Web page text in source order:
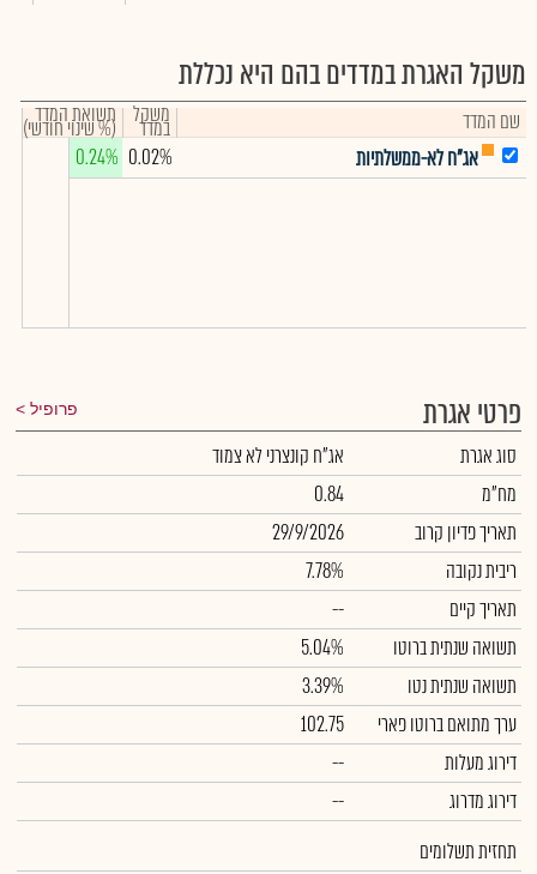
משקל האגרת במדדים בהם היא נכללת
שם המדד משקל
במדד תשואת המדד
(% שינוי חודשי)
אג"ח לא-ממשלתיות
0.02%
0.24%
פרטי אגרת פרופיל
סוג אגרת
אג"ח קונצרני לא צמוד
מח"מ
0.84
תאריך פדיון קרוב
29/9/2026
ריבית נקובה
7.78%
תאריך קיים
--
תשואה שנתית ברוטו
5.04%
תשואה שנתית נטו
3.39%
ערך מתואם ברוטו פארי
102.75
דירוג מעלות
--
דירוג מדרוג
--
תחזית תשלומים